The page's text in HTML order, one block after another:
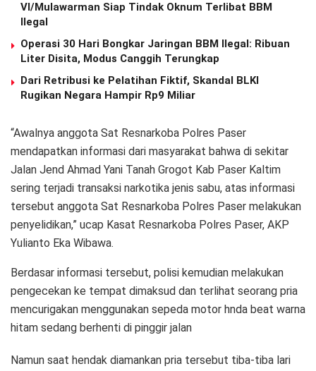
VI/Mulawarman Siap Tindak Oknum Terlibat BBM
Ilegal
Operasi 30 Hari Bongkar Jaringan BBM Ilegal: Ribuan
Liter Disita, Modus Canggih Terungkap
Dari Retribusi ke Pelatihan Fiktif, Skandal BLKI
Rugikan Negara Hampir Rp9 Miliar
“Awalnya anggota Sat Resnarkoba Polres Paser
mendapatkan informasi dari masyarakat bahwa di sekitar
Jalan Jend Ahmad Yani Tanah Grogot Kab Paser Kaltim
sering terjadi transaksi narkotika jenis sabu, atas informasi
tersebut anggota Sat Resnarkoba Polres Paser melakukan
penyelidikan,” ucap Kasat Resnarkoba Polres Paser, AKP
Yulianto Eka Wibawa.
Berdasar informasi tersebut, polisi kemudian melakukan
pengecekan ke tempat dimaksud dan terlihat seorang pria
mencurigakan menggunakan sepeda motor hnda beat warna
hitam sedang berhenti di pinggir jalan
Namun saat hendak diamankan pria tersebut tiba-tiba lari